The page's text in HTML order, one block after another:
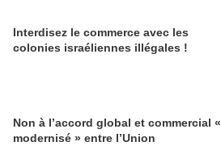
Interdisez le commerce avec les
colonies israéliennes illégales !
Non à l’accord global et commercial «
modernisé » entre l’Union